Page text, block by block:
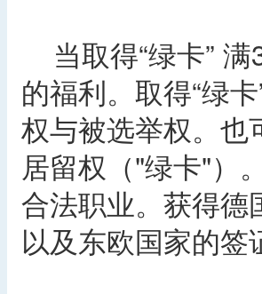
当取得“绿卡”
的福利。取得“绿
权与被选举权。也
居留权（"绿卡"）
合法职业。获得德
以及东欧国家的